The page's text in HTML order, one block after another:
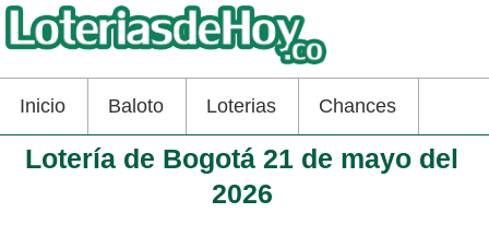
Inicio Baloto Loterias Chances
Lotería de Bogotá 21 de mayo del
2026